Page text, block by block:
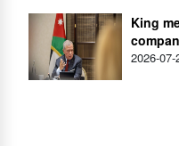
King
2026-07-